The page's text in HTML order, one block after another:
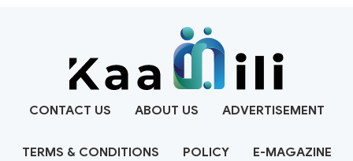
CONTACT US ABOUT US ADVERTISEMENT
TERMS & CONDITIONS POLICY E-MAGAZINE